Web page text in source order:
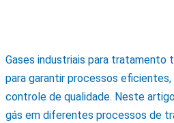
Gases industriais para tratamento
para garantir processos
controle de qualidade. Neste
gás em diferentes processos de